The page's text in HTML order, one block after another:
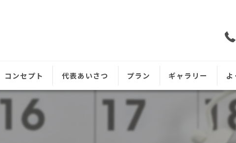
コンセプト 代表あいさつ プラン ギャラリー